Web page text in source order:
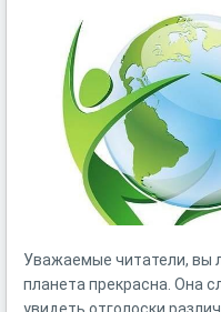
Уважаемые читатели, вы
планета прекрасна. Она